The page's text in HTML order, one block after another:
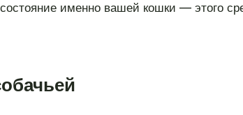
именно вашей кошки — этого